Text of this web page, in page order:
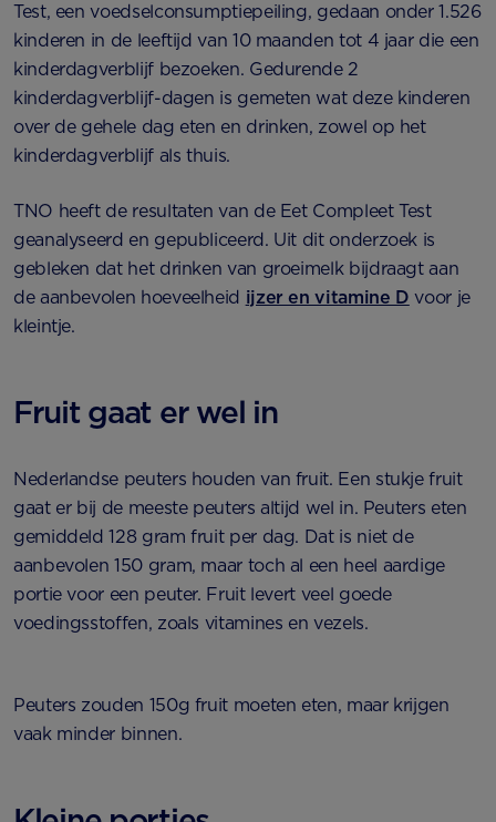
Test, een voedselconsumptiepeiling, gedaan onder 1.526
kinderen in de leeftijd van 10 maanden tot 4 jaar die een
kinderdagverblijf bezoeken. Gedurende 2
kinderdagverblijf-dagen is gemeten wat deze kinderen
over de gehele dag eten en drinken, zowel op het
kinderdagverblijf als thuis.
TNO heeft de resultaten van de Eet Compleet Test
geanalyseerd en gepubliceerd. Uit dit onderzoek is
gebleken dat het drinken van groeimelk bijdraagt aan
de aanbevolen hoeveelheid ijzer en vitamine D voor je
kleintje.
Fruit gaat er wel in
Nederlandse peuters houden van fruit. Een stukje fruit
gaat er bij de meeste peuters altijd wel in. Peuters eten
gemiddeld 128 gram fruit per dag. Dat is niet de
aanbevolen 150 gram, maar toch al een heel aardige
portie voor een peuter. Fruit levert veel goede
voedingsstoffen, zoals vitamines en vezels.
Peuters zouden 150g fruit moeten eten, maar krijgen
vaak minder binnen.